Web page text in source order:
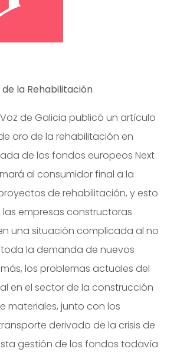
de la Rehabilitación
Voz de Galicia publicó un artículo
oro de la rehabilitación en
de los fondos europeos Next
al consumidor final a la
de rehabilitación, y esto
empresas constructoras
una situación complicada al no
la demanda de nuevos
los problemas actuales del
en el sector de la construcción
materiales, junto con los
derivado de la crisis de
gestión de los fondos todavía